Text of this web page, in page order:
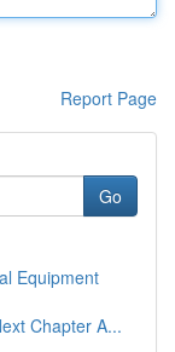
Report Page
Go
Equipment
Chapter A...